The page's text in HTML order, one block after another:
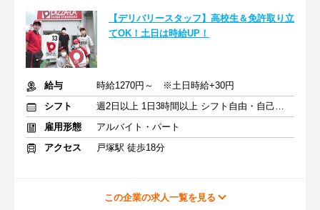
【デリバリースタッフ】高校生＆免許取り立
てOK！土日は時給UP！
給与
時給1270円～ ※土日時給+30円
シフト
週2日以上 1日3時間以上 シフト自由・自己申告
雇用形態
アルバイト・パート
アクセス
戸塚駅 徒歩18分
この企業の求人一覧を見る